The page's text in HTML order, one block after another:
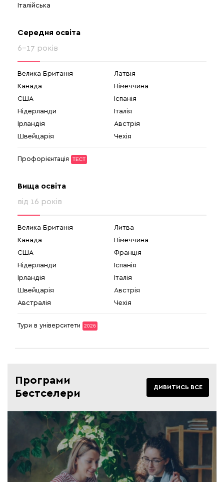
Італійська
Середня освіта
6-17 років
Велика Британія
Канада
США
Нідерланди
Ірландія
Швейцарія
Латвія
Німеччина
Іспанія
Італія
Австрія
Чехія
Профорієнтація ТЕСТ
Вища освіта
від 16 років
Велика Британія
Канада
США
Нідерланди
Ірландія
Швейцарія
Австралія
Литва
Німеччина
Франція
Іспанія
Італія
Австрія
Чехія
Тури в університети 2026
Програми
Бестселери
ДИВИТИСЬ ВСЕ